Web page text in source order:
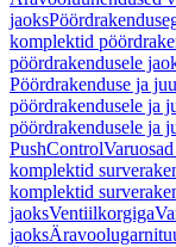
jaoks
komplektid
pöördrakendusele
Pöördrakenduse ja
pöördrakendusele ja
pöördrakendusele ja
PushControl
komplektid
komplektid
jaoksVentiilkorgiga
jaoks